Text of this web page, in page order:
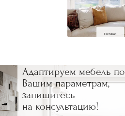
Гостиная
Адаптируем мебель по
Вашим параметрам,
запишитесь
на консультацию!